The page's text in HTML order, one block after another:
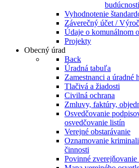
budúcnosti
Vyhodnotenie
Záverečný účet /
Údaje o komunálnom
Projekty
Obecný úrad
Back
Úradná tabuľa
Zamestnanci a úradné
Tlačivá a žiadosti
Civilná ochrana
Zmluvy, faktúry,
Osvedčovanie
osvedčovanie listín
Verejné obstarávanie
Oznamovanie
činnosti
Povinné